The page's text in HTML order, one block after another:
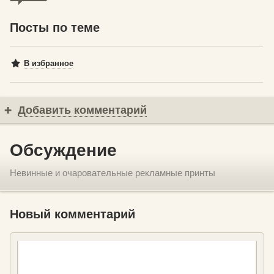
Посты по теме
В избранное
Добавить комментарий
Обсуждение
Невинные и очаровательные рекламные принты
Новый комментарий